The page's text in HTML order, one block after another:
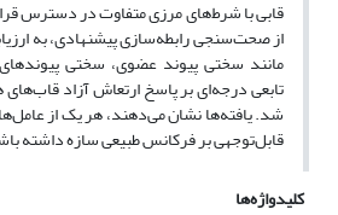
قابی با شرط‌های مرزی متفاوت در دسترس
از صحت‌سنجی رابطه‌سازی پیشنهادی، به
مانند سختی پیوند عضوی، سختی
تابعی درجه‌ای بر پاسخ ارتعاش آزاد
شد. یافته‌ها نشان می‌دهند، هر یک از
قابل‌توجهی بر فرکانس طبیعی سازه داشته
کلیدواژه‌ها